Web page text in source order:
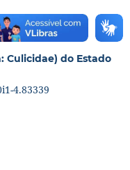
Culicidae) do Estado
4.83339